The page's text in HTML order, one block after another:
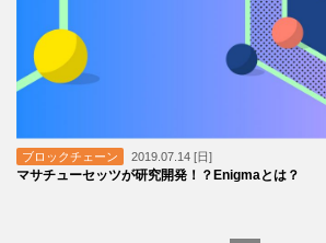
ブロックチェーン 2019.07.14 [日]
マサチューセッツが研究開発！？Enigmaとは？